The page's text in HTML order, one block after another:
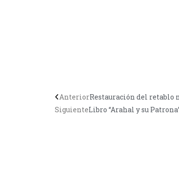
AnteriorRestauración del retablo
SiguienteLibro “Arahal y su